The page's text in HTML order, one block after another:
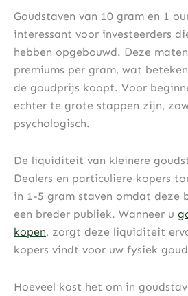
Goudstaven van 10 gram en 1
interessant voor investeerders
hebben opgebouwd. Deze
premiums per gram, wat
de goudprijs koopt. Voor
echter te grote stappen zijn,
psychologisch.
De liquiditeit van kleinere
Dealers en particuliere kopers
in 1-5 gram staven omdat deze
een breder publiek. Wanneer u
kopen, zorgt deze liquiditeit
kopers vindt voor uw fysiek
Hoeveel kost het om in